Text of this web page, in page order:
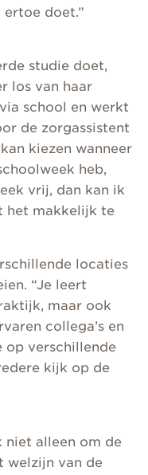
doet.”
studie doet,
los van haar
school en werkt
de zorgassistent
kiezen wanneer
heb,
vrij, dan kan ik
het makkelijk te
locaties
“Je leert
maar ook
collega’s en
op verschillende
kijk op de
niet alleen om de
welzijn van de